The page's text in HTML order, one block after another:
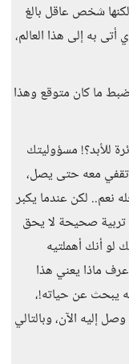
لكنها شخص عاقل بالغ
به إلى هذا العالم،
ما كان متوقع وهذا
للأبد؟! مسؤوليتك
تقفي معه حتى يصل،
نعم.. لكن عندما يكبر
صحيحة لا يحق
لو أنك أهملتيه
ماذا يعني هذا
يبحث عن حياته!،
إليه الآن، وبالتالي